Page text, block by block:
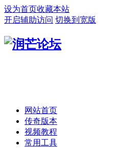
设为首页收藏本站
开启辅助访问 切换到宽版
网站首页
传奇版本
视频教程
常用工具